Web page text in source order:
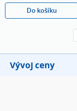
Do košíku
Vývoj ceny